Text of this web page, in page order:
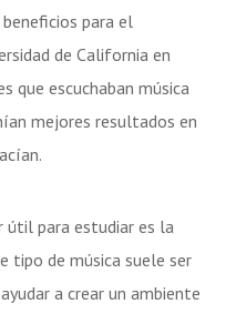
para el
de California en
que escuchaban música
mejores resultados en
útil para estudiar es la
tipo de música suele ser
a crear un ambiente